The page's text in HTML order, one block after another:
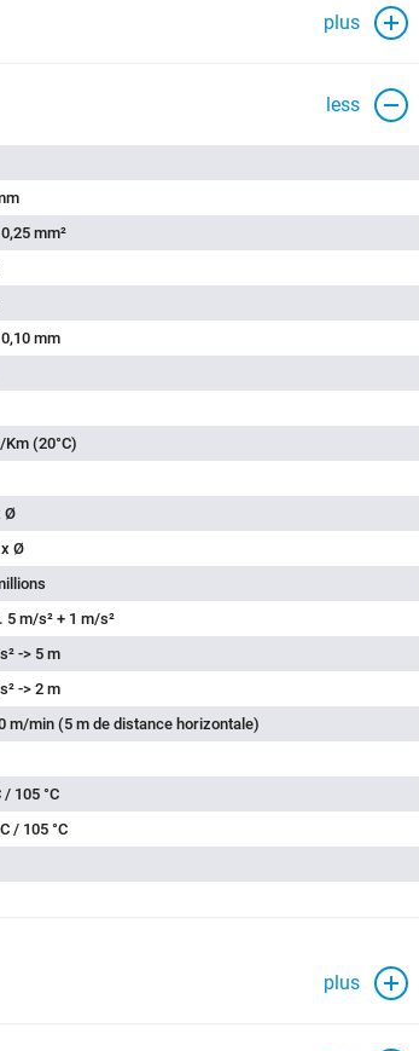
plus
less
mm²
mm
(20°C)
Ø
x Ø
5 m/s² + 1 m/s²
-> 5 m
-> 2 m
m/min (5 m de distance horizontale)
/ 105 °C
/ 105 °C
plus